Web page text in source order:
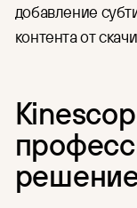
добавление
контента от